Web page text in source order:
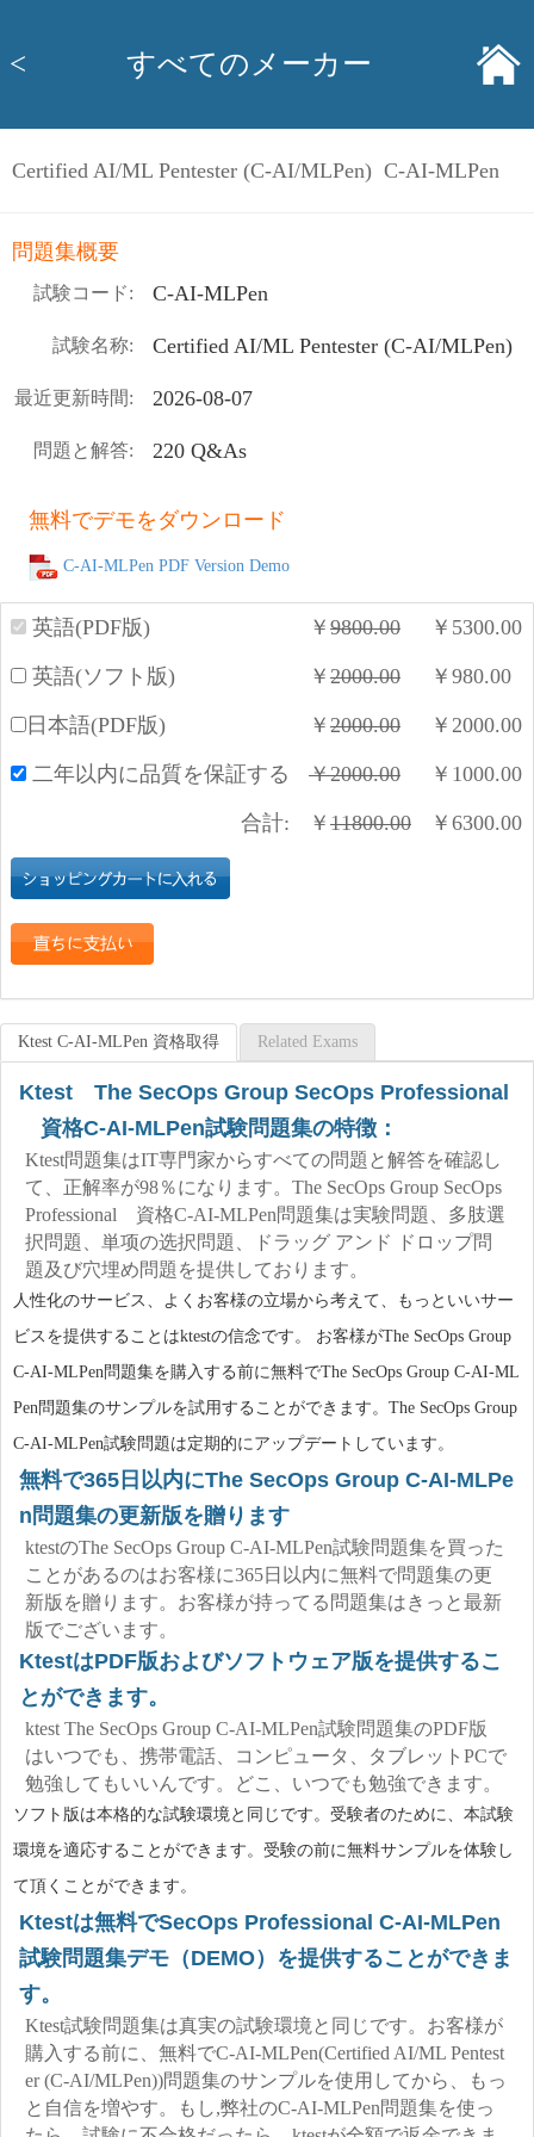
< すべてのメーカー
Certified AI/ML Pentester (C-AI/MLPen) C-AI-MLPen
問題集概要
試験コード: C-AI-MLPen
試験名称: Certified AI/ML Pentester (C-AI/MLPen)
最近更新時間: 2026-08-07
問題と解答: 220 Q&As
無料でデモをダウンロード
C-AI-MLPen PDF Version Demo
英語(PDF版) ￥ 9800.00 ￥ 5300.00
英語(ソフト版) ￥ 2000.00 ￥ 980.00
日本語(PDF版) ￥ 2000.00 ￥ 2000.00
二年以内に品質を保証する ￥2000.00 ￥ 1000.00
合計: ￥ 11800.00 ￥ 6300.00
Ktest C-AI-MLPen 資格取得 Related Exams
Ktest The SecOps Group SecOps Professional
資格C-AI-MLPen試験問題集の特徴：
Ktest問題集はIT専門家からすべての問題と解答を確認し
て、正解率が98％になります。The SecOps Group SecOps
Professional 資格C-AI-MLPen問題集は実験問題、多肢選
択問題、単项の选択問題、ドラッグ アンド ドロップ問
題及び穴埋め問題を提供しております。
人性化のサービス、よくお客様の立場から考えて、もっといいサー
ビスを提供することはktestの信念です。 お客様がThe SecOps Group
C-AI-MLPen問題集を購入する前に無料でThe SecOps Group C-AI-ML
Pen問題集のサンプルを試用することができます。The SecOps Group
C-AI-MLPen試験問題は定期的にアップデートしています。
無料で365日以内にThe SecOps Group C-AI-MLPe
n問題集の更新版を贈ります
ktestのThe SecOps Group C-AI-MLPen試験問題集を買った
ことがあるのはお客様に365日以内に無料で問題集の更
新版を贈ります。お客様が持ってる問題集はきっと最新
版でございます。
KtestはPDF版およびソフトウェア版を提供するこ
とができます。
ktest The SecOps Group C-AI-MLPen試験問題集のPDF版
はいつでも、携帯電話、コンピュータ、タブレットPCで
勉強してもいいんです。どこ、いつでも勉強できます。
ソフト版は本格的な試験環境と同じです。受験者のために、本試験
環境を適応することができます。受験の前に無料サンプルを体験し
て頂くことができます。
Ktestは無料でSecOps Professional C-AI-MLPen
試験問題集デモ（DEMO）を提供することができま
す。
Ktest試験問題集は真実の試験環境と同じです。お客様が
購入する前に、無料でC-AI-MLPen(Certified AI/ML Pentest
er (C-AI/MLPen))問題集のサンプルを使用してから、もっ
と自信を増やす。もし,弊社のC-AI-MLPen問題集を使っ